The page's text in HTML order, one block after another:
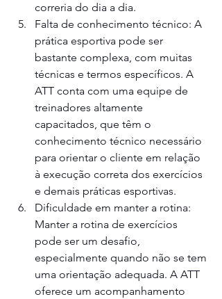
correria do dia a dia.
Falta de conhecimento técnico: A
prática esportiva pode ser
bastante complexa, com muitas
técnicas e termos específicos. A
ATT conta com uma equipe de
treinadores altamente
capacitados, que têm o
conhecimento técnico necessário
para orientar o cliente em relação
à execução correta dos exercícios
e demais práticas esportivas.
Dificuldade em manter a rotina:
Manter a rotina de exercícios
pode ser um desafio,
especialmente quando não se tem
uma orientação adequada. A ATT
oferece um acompanhamento